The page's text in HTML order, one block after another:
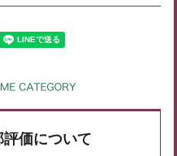
価について